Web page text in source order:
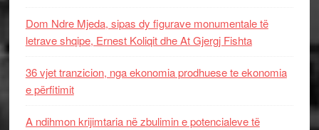
Dom Ndre Mjeda, sipas dy figurave monumentale të
letrave shqipe, Ernest Koliqit dhe At Gjergj Fishta
36 vjet tranzicion, nga ekonomia prodhuese te ekonomia
e përfitimit
A ndihmon krijimtaria në zbulimin e potencialeve të